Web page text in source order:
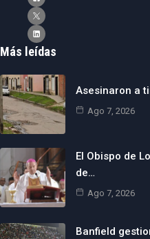
Más leídas
Asesinaron a
Ago 7, 2026
El Obispo de
de…
Ago 7, 2026
Banfield